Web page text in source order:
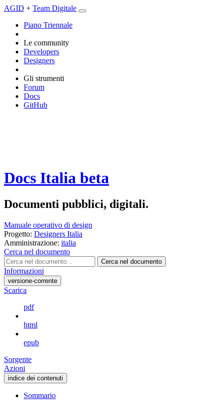
AGID + Team Digitale
Piano Triennale
Le community
Developers
Designers
Gli strumenti
Forum
Docs
GitHub
Docs Italia beta
Documenti pubblici, digitali.
Manuale operativo di design
Progetto: Designers Italia
Amministrazione: italia
Cerca nel documento
Cerca nel documento
Informazioni
versione-corrente
Scarica
pdf
html
epub
Sorgente
Azioni
indice dei contenuti
Sommario